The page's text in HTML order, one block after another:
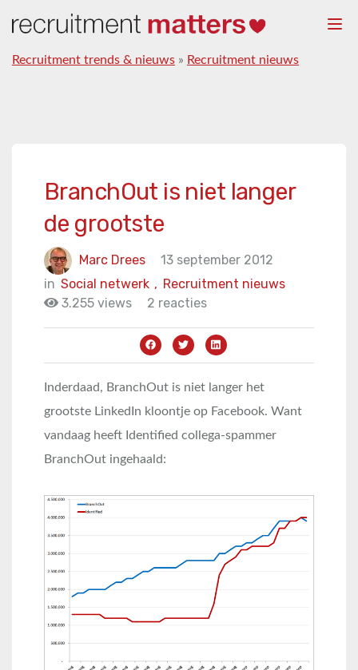
Recruitment trends & nieuws » Recruitment nieuws
BranchOut is niet langer
de grootste
Marc Drees
13 september 2012
in
Recruitment nieuws
Social netwerk ,
3.255 views
2 reacties
Inderdaad, BranchOut is niet langer het
grootste LinkedIn kloontje op Facebook. Want
vandaag heeft Identified collega-spammer
BranchOut ingehaald: